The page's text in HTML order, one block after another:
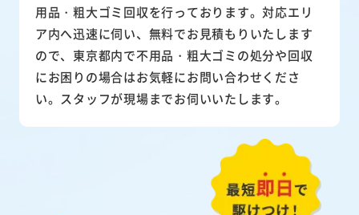
用品・粗大ゴミ回収を行っております。対応エリ
ア内へ迅速に伺い、無料でお見積もりいたします
ので、東京都内で不用品・粗大ゴミの処分や回収
にお困りの場合はお気軽にお問い合わせくださ
い。スタッフが現場までお伺いいたします。